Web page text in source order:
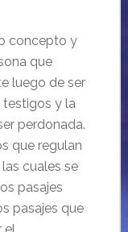
concepto y
que
luego de ser
y la
perdonada.
que regulan
cuales se
pasajes
pasajes que